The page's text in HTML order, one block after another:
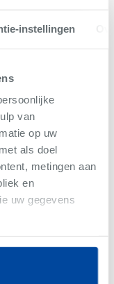
instellingen
van
op uw
als doel
metingen aan
en
uw gegevens
geografischemagazine